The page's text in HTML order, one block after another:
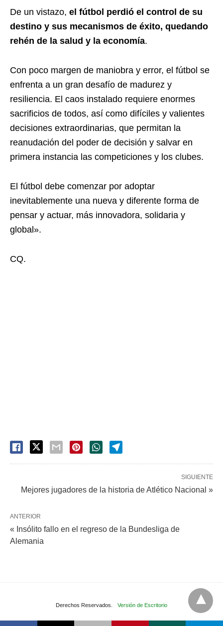
De un vistazo, el fútbol perdió el control de su
destino y sus mecanismos de éxito, quedando
rehén de la salud y la economía.
Con poco margen de maniobra y error, el fútbol se
enfrenta a un gran desafío de madurez y
resiliencia. El caos instalado requiere enormes
sacrificios de todos, así como difíciles y valientes
decisiones extraordinarias, que permitan la
reanudación del poder de decisión y salvar en
primera instancia las competiciones y los clubes.
El fútbol debe comenzar por adoptar
inevitablemente una nueva y diferente forma de
pensar y actuar, más innovadora, solidaria y
global».
CQ.
SIGUIENTE
Mejores jugadores de la historia de Atlético Nacional »
ANTERIOR
« Insólito fallo en el regreso de la Bundesliga de
Alemania
Derechos Reservados. Versión de Escritorio